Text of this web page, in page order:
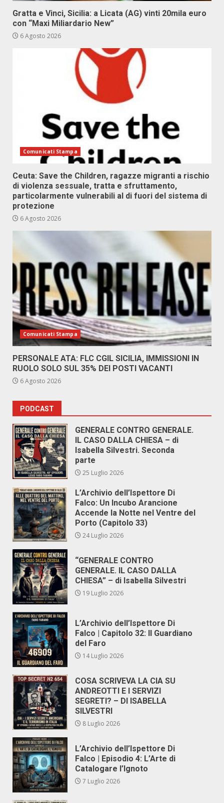
Gratta e Vinci, Sicilia: a Licata (AG) vinti 20mila euro
con “Maxi Miliardario New”
6 Agosto 2026
Comunicati Stampa
Ceuta: Save the Children, ragazze migranti a rischio
di violenza sessuale, tratta e sfruttamento,
particolarmente vulnerabili al di fuori del sistema di
protezione
6 Agosto 2026
Comunicati Stampa
PERSONALE ATA: FLC CGIL SICILIA, IMMISSIONI IN
RUOLO SOLO SUL 35% DEI POSTI VACANTI
6 Agosto 2026
PODCAST
GENERALE CONTRO GENERALE.
IL CASO DALLA CHIESA – di
Isabella Silvestri. Seconda
parte
25 Luglio 2026
L’Archivio dell’Ispettore Di
Falco: Un Incubo Arancione
Accende la Notte nel Ventre del
Porto (Capitolo 33)
24 Luglio 2026
“GENERALE CONTRO
GENERALE. IL CASO DALLA
CHIESA” – di Isabella Silvestri
19 Luglio 2026
L’Archivio dell’Ispettore Di
Falco | Capitolo 32: Il Guardiano
del Faro
14 Luglio 2026
COSA SCRIVEVA LA CIA SU
ANDREOTTI E I SERVIZI
SEGRETI? – DI ISABELLA
SILVESTRI
8 Luglio 2026
L’Archivio dell’Ispettore Di
Falco | Episodio 4: L’Arte di
Catalogare l’Ignoto
7 Luglio 2026